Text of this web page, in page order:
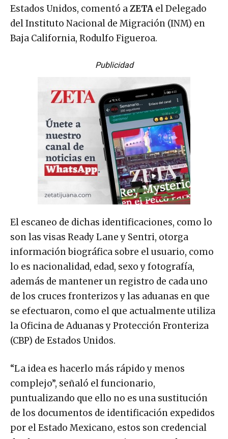
Estados Unidos, comentó aZETA el Delegado
del Instituto Nacional de Migración (INM) en
Baja California, Rodulfo Figueroa.
Publicidad
El escaneo de dichas identificaciones, como lo
son las visas Ready Lane y Sentri, otorga
información biográfica sobre el usuario, como
lo es nacionalidad, edad, sexo y fotografía,
además de mantener un registro de cada uno
de los cruces fronterizos y las aduanas en que
se efectuaron, como el que actualmente utiliza
la Oficina de Aduanas y Protección Fronteriza
(CBP) de Estados Unidos.
“La idea es hacerlo más rápido y menos
complejo”, señaló el funcionario,
puntualizando que ello no es una sustitución
de los documentos de identificación expedidos
por el Estado Mexicano, estos son credencial